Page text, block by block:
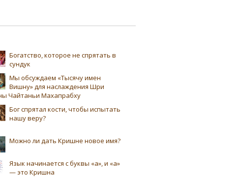
Богатство, которое не спрятать в
сундук
Мы обсуждаем «Тысячу имен
Вишну» для наслаждения Шри
Чайтаньи Махапрабху
Бог спрятал кости, чтобы испытать
нашу веру?
Можно ли дать Кришне новое имя?
Язык начинается с буквы «а», и «а»
— это Кришна